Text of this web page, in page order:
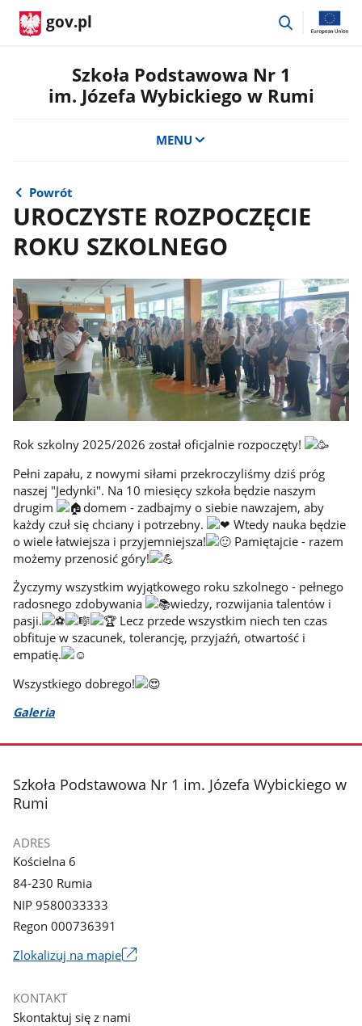
gov.pl
przejdź
Szkoła Podstawowa Nr 1
im. Józefa Wybickiego w Rumi
MENU
Powrót
UROCZYSTE ROZPOCZĘCIE
ROKU SZKOLNEGO
Rok szkolny 2025/2026 został oficjalnie rozpoczęty!
Pełni zapału, z nowymi siłami przekroczyliśmy dziś próg
naszej "Jedynki". Na 10 miesięcy szkoła będzie naszym
drugim
domem - zadbajmy o siebie nawzajem, aby
każdy czuł się chciany i potrzebny.
Wtedy nauka będzie
o wiele łatwiejsza i przyjemniejsza!
Pamiętajcie - razem
możemy przenosić góry!
Życzymy wszystkim wyjątkowego roku szkolnego - pełnego
radosnego zdobywania
wiedzy, rozwijania talentów i
pasji.
Lecz przede wszystkim niech ten czas
obfituje w szacunek, tolerancję, przyjaźń, otwartość i
empatię.
Wszystkiego dobrego!
Galeria
stopka
Szkoła Podstawowa Nr 1 im. Józefa Wybickiego w
Rumi
ADRES
Kościelna 6
84-230 Rumia
NIP 9580033333
Regon 000736391
Zlokalizuj na mapieLink
nowym
KONTAKT
Skontaktuj się z nami